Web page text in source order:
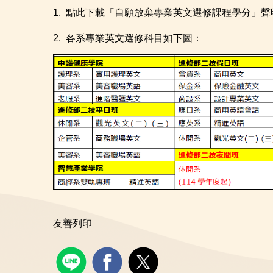
1. 點此下載「自願放棄專業英文選修課程學分」
2. 各系專業英文選修科目如下圖：
友善列印